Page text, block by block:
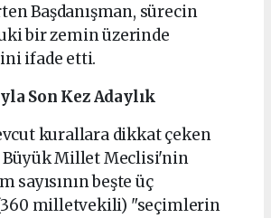
Başdanışman, sürecin
bir zemin üzerinde
ifade etti.
Son Kez Adaylık
kurallara dikkat çeken
Büyük Millet Meclisi'nin
sayısının beşte üç
milletvekili) "seçimlerin